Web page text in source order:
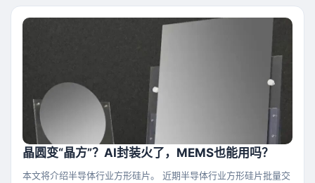
电网络。城市越大，车流越密，道路系统就越关键。AI芯片也是一
样，算力越强，芯片之间的数据流动越频繁
晶圆变“晶方”？AI封装火了，MEMS也能用吗？
本文将介绍半导体行业方形硅片。 近期半导体行业方形硅片批量交